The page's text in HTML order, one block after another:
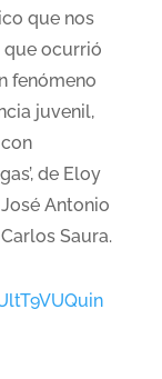
que nos
que ocurrió
fenómeno
juvenil,
de Eloy
José Antonio
Saura.